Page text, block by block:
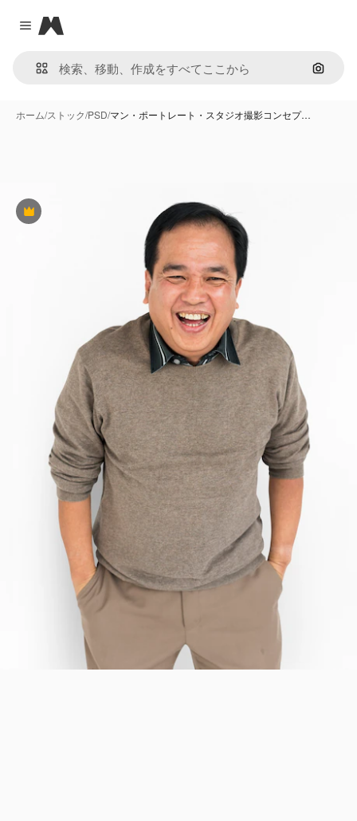
Close menu
Magnific
画像で
ホーム/ストック/PSD/マン・ポートレート・スタジオ撮影コンセプ…
Premium